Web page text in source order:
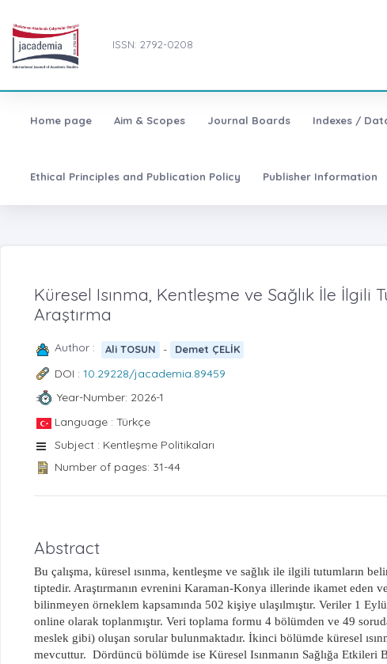
ISSN: 2792-0208
Home page Aim & Scopes Journal Boards Indexes /
Ethical Principles and Publication Policy Publisher Information
Küresel Isınma, Kentleşme ve Sağlık İle İlgili
Araştırma
Author : Ali TOSUN - Demet ÇELİK
DOI : 10.29228/jacademia.89459
Year-Number: 2026-1
Language : Türkçe
Subject : Kentleşme Politikaları
Number of pages: 31-44
Abstract
Bu çalışma, küresel ısınma, kentleşme ve sağlık ile ilgili tutumların
tiptedir. Araştırmanın evrenini Karaman-Konya illerinde ikamet eden
bilinmeyen örneklem kapsamında 502 kişiye ulaşılmıştır. Veriler 1
online olarak toplanmıştır. Veri toplama formu 4 bölümden ve 49
meslek gibi) oluşan sorular bulunmaktadır. İkinci bölümde küresel
mevcuttur. Dördüncü bölümde ise Küresel Isınmanın Sağlığa Etkileri